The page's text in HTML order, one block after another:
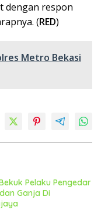
dengan respon
(RED)
Metro Bekasi
Pelaku Pengedar
Ganja Di